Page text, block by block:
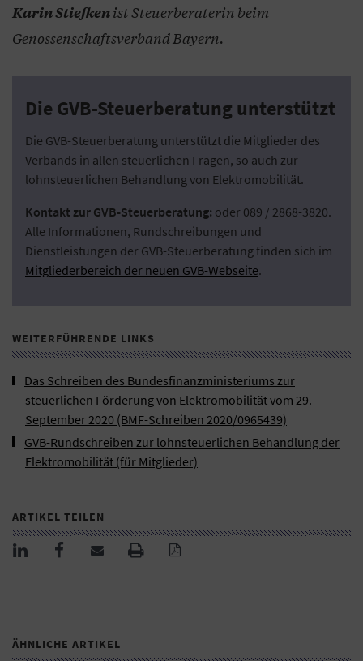
Karin Stiefkenist Steuerberaterin beim
Genossenschaftsverband Bayern.
Die GVB-Steuerberatung unterstützt
Die GVB-Steuerberatung unterstützt die Mitglieder des
Verbands in allen steuerlichen Fragen, so auch zur
lohnsteuerlichen Behandlung von Elektromobilität.
Kontakt zur GVB-Steuerberatung: oder 089 / 2868-3820.
Alle Informationen, Rundschreibungen und
Dienstleistungen der GVB-Steuerberatung finden sich im
Mitgliederbereich der neuen GVB-Webseite.
WEITERFÜHRENDE LINKS
Das Schreiben des Bundesfinanzministeriums zur
steuerlichen Förderung von Elektromobilität vom 29.
September 2020 (BMF-Schreiben 2020/0965439)
GVB-Rundschreiben zur lohnsteuerlichen Behandlung der
Elektromobilität (für Mitglieder)
ARTIKEL TEILEN
ÄHNLICHE ARTIKEL